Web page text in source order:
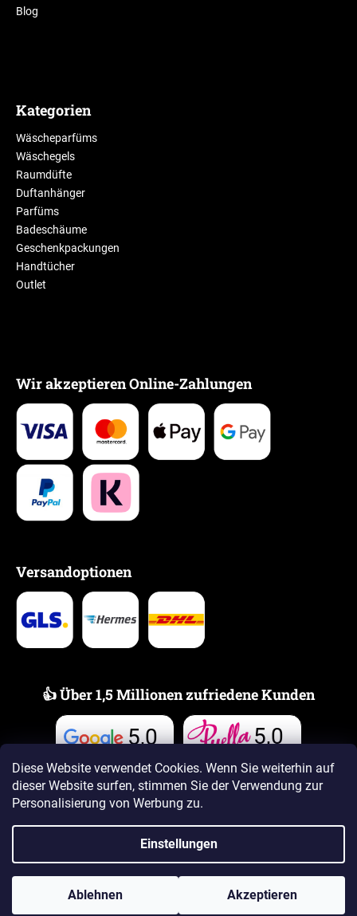
Diese Website verwendet Cookies. Wenn Sie weiterhin auf
dieser Website surfen, stimmen Sie der Verwendung zur
Personalisierung von Werbung zu.
Einstellungen
Ablehnen Akzeptieren
Blog
Kategorien
Wäscheparfüms
Wäschegels
Raumdüfte
Duftanhänger
Parfüms
Badeschäume
Geschenkpackungen
Handtücher
Outlet
Wir akzeptieren Online-Zahlungen
Versandoptionen
👍 Über 1,5 Millionen zufriedene Kunden
5,0
Bewertungen
5,0
Copyright 2026www.PUELLAdufte.de . Alle Rechte vorbehalten.